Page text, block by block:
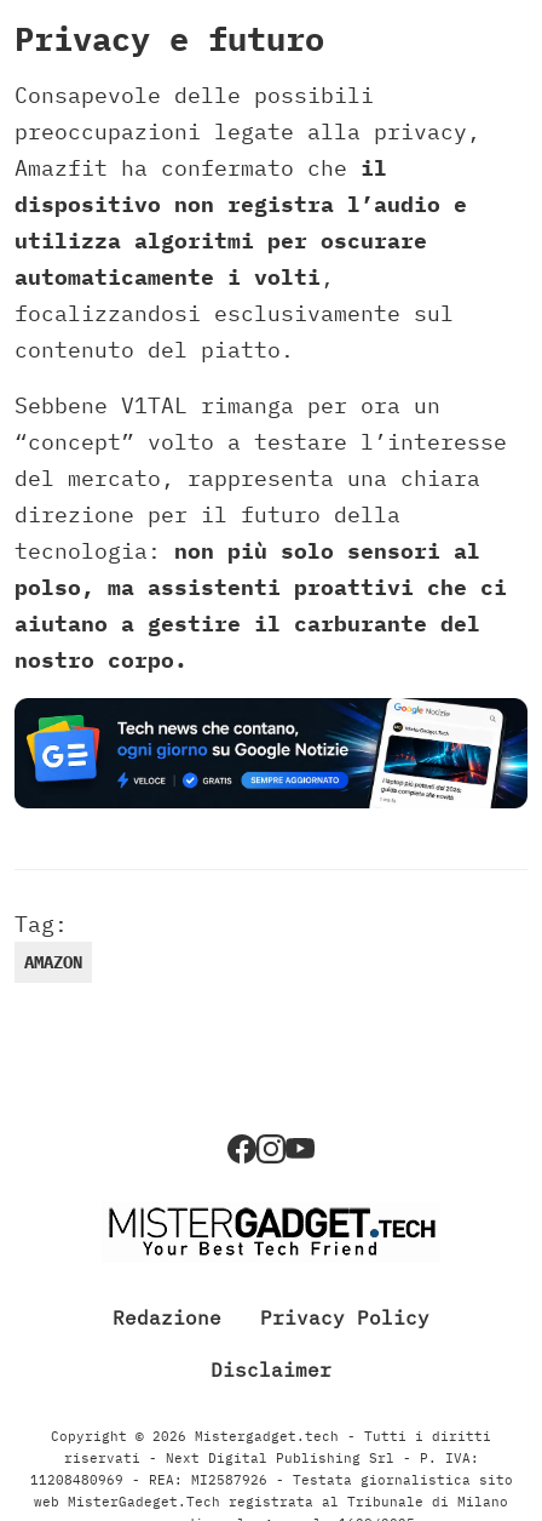
Privacy e futuro
Consapevole delle possibili
preoccupazioni legate alla privacy,
Amazfit ha confermato che il
dispositivo non registra l’audio e
utilizza algoritmi per oscurare
automaticamente i volti ,
focalizzandosi esclusivamente sul
contenuto del piatto.
Sebbene V1TAL rimanga per ora un
“concept” volto a testare l’interesse
del mercato, rappresenta una chiara
direzione per il futuro della
tecnologia: non più solo sensori al
polso, ma assistenti proattivi che ci
aiutano a gestire il carburante del
nostro corpo.
Tag:
AMAZON
Redazione Privacy Policy
Disclaimer
Copyright © 2026 Mistergadget.tech - Tutti i diritti
riservati - Next Digital Publishing Srl - P. IVA:
11208480969 - REA: MI2587926 - Testata giornalistica sito
web MisterGadeget.Tech registrata al Tribunale di Milano